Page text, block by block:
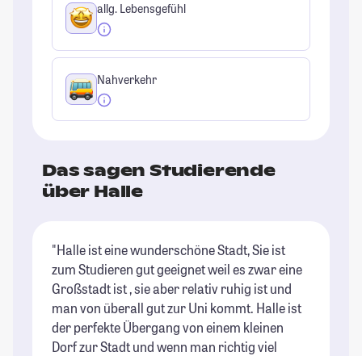
allg. Lebensgefühl
Nahverkehr
Das sagen Studierende
über Halle
"Halle ist eine wunderschöne Stadt, Sie ist
zum Studieren gut geeignet weil es zwar eine
Großstadt ist , sie aber relativ ruhig ist und
man von überall gut zur Uni kommt. Halle ist
der perfekte Übergang von einem kleinen
Dorf zur Stadt und wenn man richtig viel